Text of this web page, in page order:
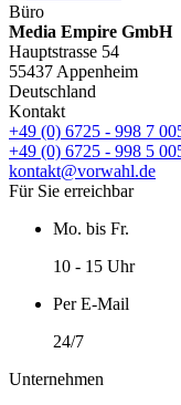
Büro
Media Empire GmbH
Hauptstrasse 54
55437 Appenheim
Deutschland
Kontakt
+49 (0) 6725 - 998 7
+49 (0) 6725 - 998 5
kontakt@vorwahl.de
Für Sie erreichbar
Mo. bis Fr.
10 - 15 Uhr
Per E-Mail
24/7
Unternehmen